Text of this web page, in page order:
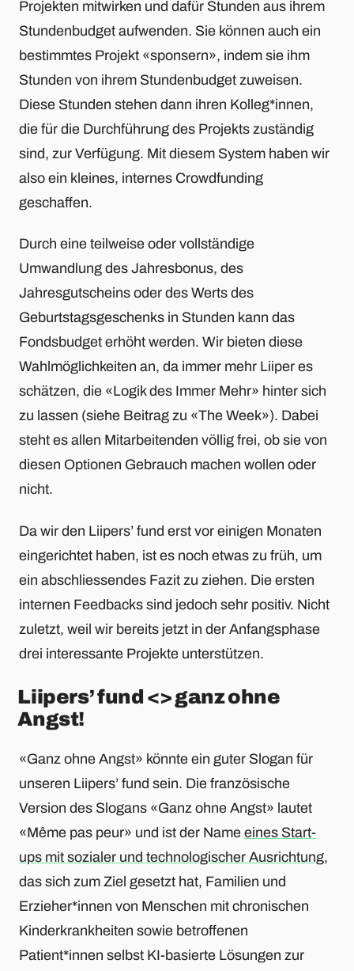
Projekten mitwirken und dafür Stunden aus ihrem
Stundenbudget aufwenden. Sie können auch ein
bestimmtes Projekt «sponsern», indem sie ihm
Stunden von ihrem Stundenbudget zuweisen.
Diese Stunden stehen dann ihren Kolleg*innen,
die für die Durchführung des Projekts zuständig
sind, zur Verfügung. Mit diesem System haben wir
also ein kleines, internes Crowdfunding
geschaffen.
Durch eine teilweise oder vollständige
Umwandlung des Jahresbonus, des
Jahresgutscheins oder des Werts des
Geburtstagsgeschenks in Stunden kann das
Fondsbudget erhöht werden. Wir bieten diese
Wahlmöglichkeiten an, da immer mehr Liiper es
schätzen, die «Logik des Immer Mehr» hinter sich
zu lassen (siehe Beitrag zu «The Week»). Dabei
steht es allen Mitarbeitenden völlig frei, ob sie von
diesen Optionen Gebrauch machen wollen oder
nicht.
Da wir den Liipers’ fund erst vor einigen Monaten
eingerichtet haben, ist es noch etwas zu früh, um
ein abschliessendes Fazit zu ziehen. Die ersten
internen Feedbacks sind jedoch sehr positiv. Nicht
zuletzt, weil wir bereits jetzt in der Anfangsphase
drei interessante Projekte unterstützen.
Liipers’ fund <> ganz ohne
Angst!
«Ganz ohne Angst» könnte ein guter Slogan für
unseren Liipers’ fund sein. Die französische
Version des Slogans «Ganz ohne Angst» lautet
«Même pas peur» und ist der Name eines Start-
ups mit sozialer und technologischer Ausrichtung,
das sich zum Ziel gesetzt hat, Familien und
Erzieher*innen von Menschen mit chronischen
Kinderkrankheiten sowie betroffenen
Patient*innen selbst KI-basierte Lösungen zur